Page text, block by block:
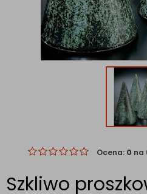
Ocena: 0 na
Szkliwo